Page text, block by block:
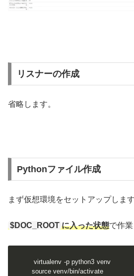
リスナーの作成
省略します。
Pythonファイル作成
まず仮想環境をセットアップします
$DOC_ROOT に入った状態で作業
virtualenv -p python3 venv
source venv/bin/activate